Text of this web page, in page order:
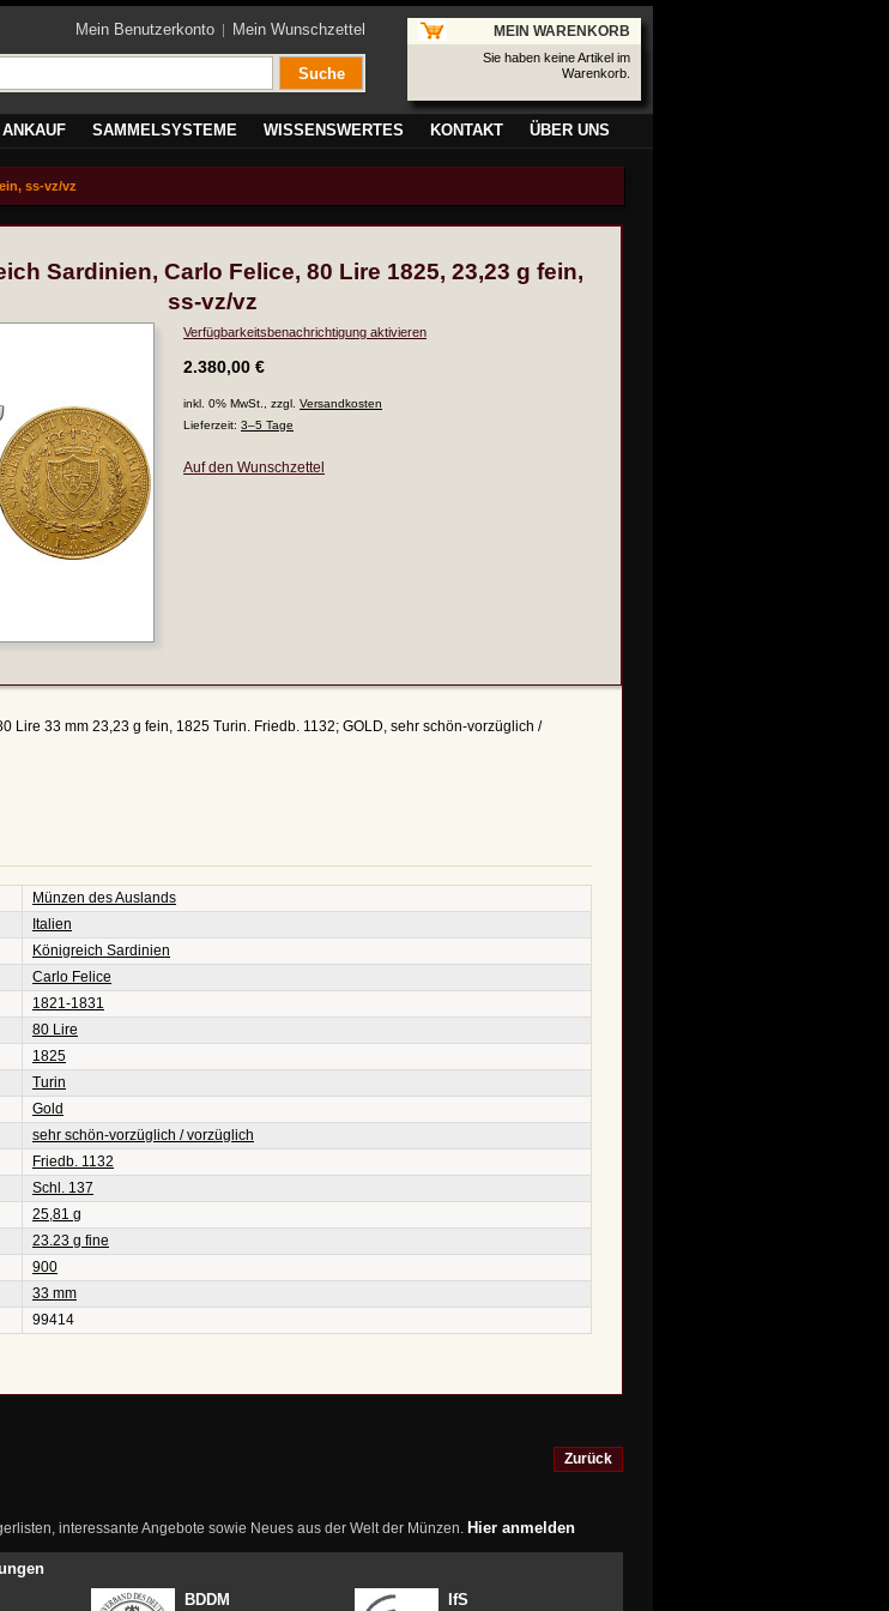
Mein Benutzerkonto Mein Wunschzettel
Suche
MEIN WARENKORB
Sie haben keine Artikel im
Warenkorb.
ANKAUF SAMMELSYSTEME WISSENSWERTES KONTAKT ÜBER UNS
ss-vz/vz
Sardinien, Carlo Felice, 80 Lire 1825, 23,23 g fein,
ss-vz/vz
Verfügbarkeitsbenachrichtigung aktivieren
2.380,00 €
inkl. 0% MwSt., zzgl. Versandkosten
Lieferzeit: 3–5 Tage
Auf den Wunschzettel
Lire 33 mm 23,23 g fein, 1825 Turin. Friedb. 1132; GOLD, sehr schön-vorzüglich /
Münzen des Auslands
Italien
Königreich Sardinien
Carlo Felice
1821-1831
80 Lire
1825
Turin
Gold
sehr schön-vorzüglich / vorzüglich
Friedb. 1132
Schl. 137
25,81 g
23.23 g fine
900
33 mm
99414
Zurück
interessante Angebote sowie Neues aus der Welt der Münzen. Hier anmelden
BDDM IfS